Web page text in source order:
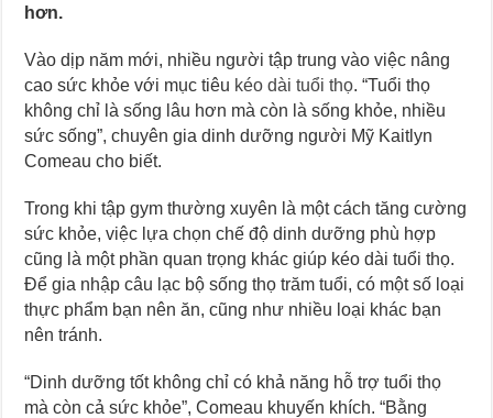
hơn.
Vào dịp năm mới, nhiều người tập trung vào việc nâng
cao sức khỏe với mục tiêu kéo dài tuổi thọ. “Tuổi thọ
không chỉ là sống lâu hơn mà còn là sống khỏe, nhiều
sức sống”, chuyên gia dinh dưỡng người Mỹ Kaitlyn
Comeau cho biết.
Trong khi tập gym thường xuyên là một cách tăng cường
sức khỏe, việc lựa chọn chế độ dinh dưỡng phù hợp
cũng là một phần quan trọng khác giúp kéo dài tuổi thọ.
Để gia nhập câu lạc bộ sống thọ trăm tuổi, có một số loại
thực phẩm bạn nên ăn, cũng như nhiều loại khác bạn
nên tránh.
“Dinh dưỡng tốt không chỉ có khả năng hỗ trợ tuổi thọ
mà còn cả sức khỏe”, Comeau khuyến khích. “Bằng